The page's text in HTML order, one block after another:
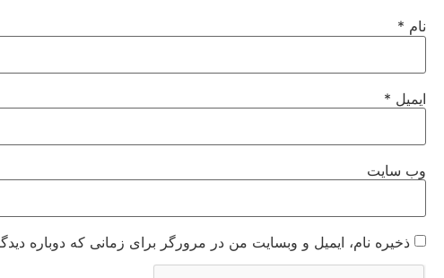
نام *
ایمیل *
وب‌ سایت
ذخیره نام، ایمیل و وبسایت من در مرورگر برای زمانی که دوباره